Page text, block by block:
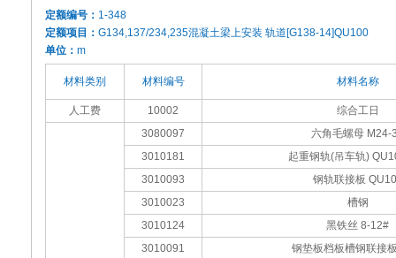
定额编号： 1-348
定额项目： G134,137/234,235混凝土梁上安装 轨道[G138-14]QU100
单位： m
材料类别 材料编号 材料名称
人工费 10002 综合工日
3080097
六角毛螺母 M24-
3010181
起重钢轨(吊车轨)
3010093
钢轨联接板
3010023
槽钢
3010124
黑铁丝 8-12#
3010091
钢垫板档板槽钢联接